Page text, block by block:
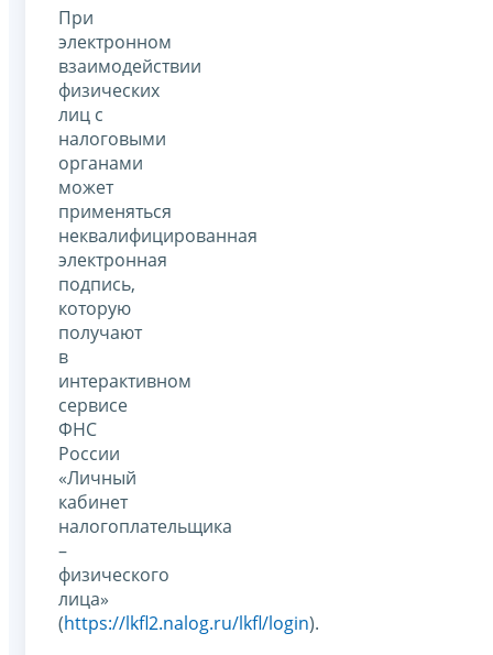
При
электронном
взаимодействии
физических
лиц с
налоговыми
органами
может
применяться
неквалифицированная
электронная
подпись,
которую
получают
в
интерактивном
сервисе
ФНС
России
«Личный
кабинет
налогоплательщика
–
физического
лица»
(https://lkfl2.nalog.ru/lkfl/login).